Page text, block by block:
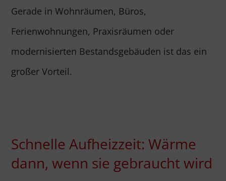
Gerade in Wohnräumen, Büros,
Ferienwohnungen, Praxisräumen oder
modernisierten Bestandsgebäuden ist das ein
großer Vorteil.
Schnelle Aufheizzeit: Wärme
dann, wenn sie gebraucht wird